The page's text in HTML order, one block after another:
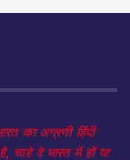
का अग्रणी हिंदी
चाहे वे भारत में हों या